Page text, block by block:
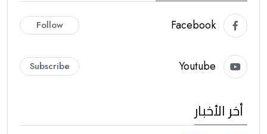
Facebook
Follow
Youtube
Subscribe
أخر الأخبار